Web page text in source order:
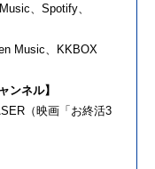
、Spotify、
Music、KKBOX
ンネル】
（映画「お終活3